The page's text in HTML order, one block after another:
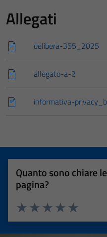
Allegati
delibera-355_2025
allegato-a-2
informativa-
Quanto sono chiare
pagina?
Valuta 5
Valuta 4 stelle
Valuta 3 stelle su 5
Valuta 2 stelle su 5
Valuta 1 stelle su 5